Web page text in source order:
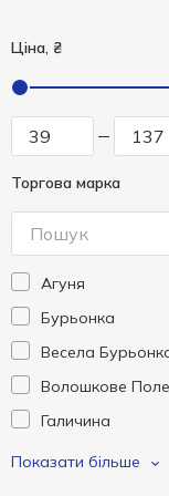
Ціна, ₴
Торгова марка
Агуня
Бурьонка
Весела
Волошкове Поле
Галичина
Зоряна
Показати більше